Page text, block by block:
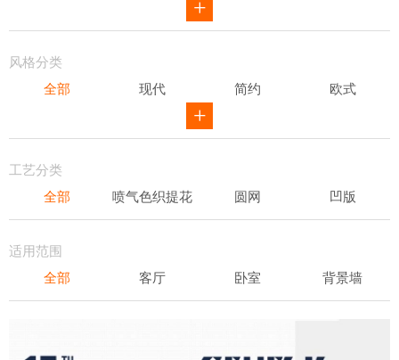
风格分类
全部
现代 简约 欧式
工艺分类
全部
喷气色织提花 圆网 凹版
适用范围
全部
客厅 卧室 背景墙